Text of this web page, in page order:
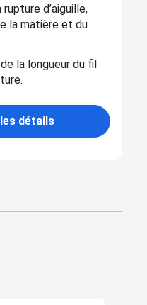
rupture d’aiguille,
la matière et du
la longueur du fil
détails